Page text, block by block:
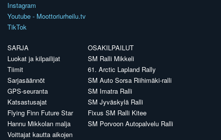
Instagram
Youtube - Moottoriurheilu.tv
TikTok
SARJA
Luokat ja kilpailijat
Tiimit
Sarjasäännöt
GPS-seuranta
Katsastusajat
Flying Finn Future Star
Hannu Mikkolan malja
Voittajat kautta aikojen
OSAKILPAILUT
SM Ralli Mikkeli
61. Arctic Lapland Rally
SM Auto Sorsa Riihimäki-ralli
SM Imatra Ralli
SM Jyväskylä Ralli
Fixus SM Ralli Kitee
SM Porvoon Autopalvelu Ralli